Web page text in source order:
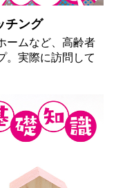
チング
ームなど、高齢者
。実際に訪問して